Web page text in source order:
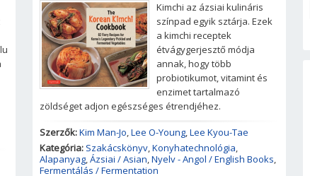
Kimchi az ázsiai kulináris
színpad egyik sztárja. Ezek
a kimchi receptek
étvágygerjesztő módja
annak, hogy több
probiotikumot, vitamint és
enzimet tartalmazó
zöldséget adjon egészséges étrendjéhez.
Szerzők:Kim Man-Jo,Lee O-Young,Lee Kyou-Tae
Kategória: Szakácskönyv,Konyhatechnológia,
Alapanyag,Ázsiai / Asian,Nyelv - Angol / English Books,
Fermentálás / Fermentation